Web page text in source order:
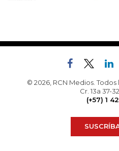
© 2026, RCN Medios.
Cr. 13a 37-
(+57) 1